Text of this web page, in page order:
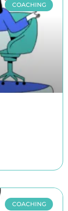
COACHING
COACHING